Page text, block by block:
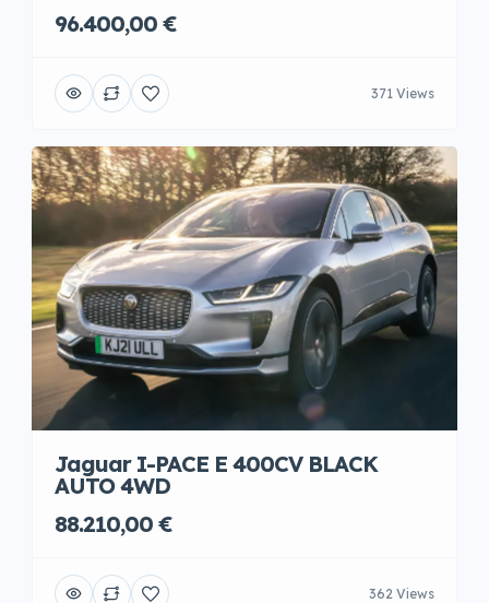
96.400,00 €
371 Views
Jaguar I-PACE E 400CV BLACK
AUTO 4WD
88.210,00 €
362 Views